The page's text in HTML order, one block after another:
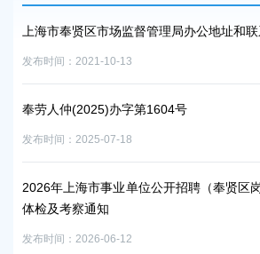
系电话
位）面试成绩查询、
上海市奉贤区人民政府
发布时间：2026-06-26
上海市奉贤区人民政府
发布时间：2026-07-15
@奉贤区企业，2026年
发布时间：2026-07-17